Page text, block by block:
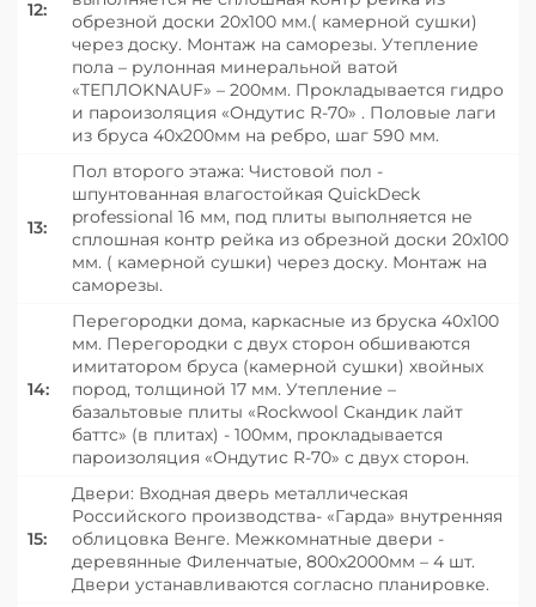
12:
обрезной доски 20х100 мм.( камерной сушки)
через доску. Монтаж на саморезы. Утепление
пола – рулонная минеральной ватой
«ТЕПЛОKNAUF» – 200мм. Прокладывается гидро
и пароизоляция «Ондутис R-70» . Половые лаги
из бруса 40х200мм на ребро, шаг 590 мм.
13:
Пол второго этажа: Чистовой пол -
шпунтованная влагостойкая QuickDeck
professional 16 мм, под плиты выполняется не
сплошная контр рейка из обрезной доски 20х100
мм. ( камерной сушки) через доску. Монтаж на
саморезы.
14:
Перегородки дома, каркасные из бруска 40х100
мм. Перегородки с двух сторон обшиваются
имитатором бруса (камерной сушки) хвойных
пород, толщиной 17 мм. Утепление –
базальтовые плиты «Roсkwool Скандик лайт
баттс» (в плитах) - 100мм, прокладывается
пароизоляция «Ондутис R-70» с двух сторон.
15:
Двери: Входная дверь металлическая
Российского производства- «Гарда» внутренняя
облицовка Венге. Межкомнатные двери -
деревянные Филенчатые, 800х2000мм – 4 шт.
Двери устанавливаются согласно планировке.